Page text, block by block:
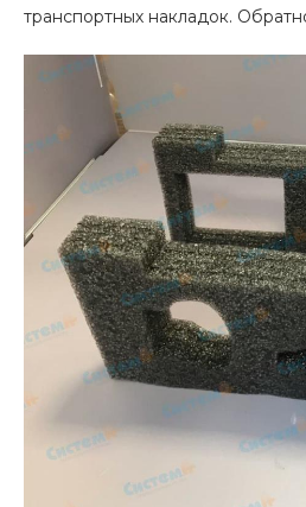
транспортных накладок.